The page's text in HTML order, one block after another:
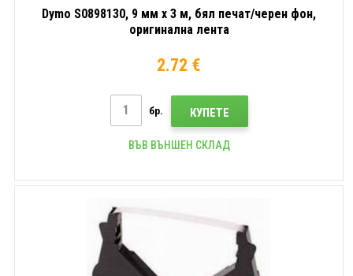
Dymo S0898130, 9 мм x 3 м, бял печат/черен фон,
оригинална лента
2.72 €
бр. КУПЕТЕ
ВЪВ ВЪНШЕН СКЛАД